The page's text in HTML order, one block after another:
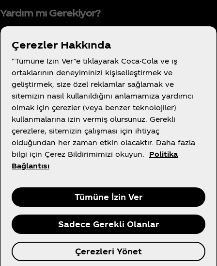
Yardım mı Gerekiyor?
Kullanım Koşulları
Tüketici Gizlilik Bildirimi
Tanımlama Bilgisi Ayarları
Çerez Bildirimi
Bilgi Toplumu Hizmetleri
© 2026 The Coca‑Cola Company, tüm hakları
saklıdır.
Çerezler Hakkında
“Tümüne İzin Ver”e tıklayarak Coca-Cola ve iş
ortaklarının deneyiminizi kişiselleştirmek ve
geliştirmek, size özel reklamlar sağlamak ve
sitemizin nasıl kullanıldığını anlamamıza yardımcı
olmak için çerezler (veya benzer teknolojiler)
kullanmalarına izin vermiş olursunuz. Gerekli
çerezlere, sitemizin çalışması için ihtiyaç
olduğundan her zaman etkin olacaktır. Daha fazla
bilgi için Çerez Bildirimimizi okuyun.
Politika
Bağlantısı
Tümüne İzin Ver
Sadece Gerekli Olanlar
Çerezleri Yönet